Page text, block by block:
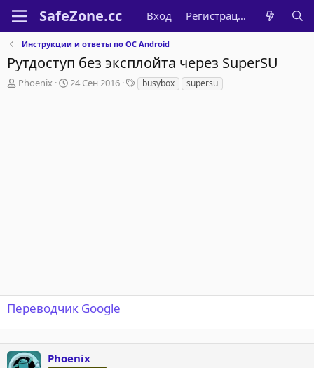
Вход Регистрация
Инструкции и ответы по ОС Android
Рутдоступ без эксплойта через SuperSU
А
Phoenix
Д
24 Сен 2016
Т
е
busybox supersu
Переводчик Google
Phoenix